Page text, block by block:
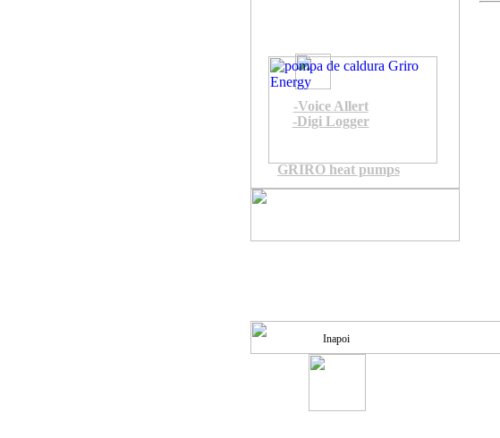
-Voice Allert
-Digi Logger
Inapoi
GRIRO heat pumps